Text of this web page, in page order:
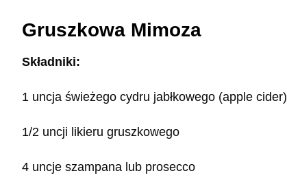
Gruszkowa Mimoza
Składniki:
1 uncja świeżego cydru jabłkowego (apple cider)
1/2 uncji likieru gruszkowego
4 uncje szampana lub prosecco